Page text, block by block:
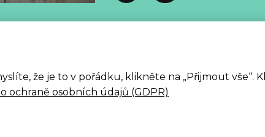
že je to v pořádku, klikněte na „Přijmout vše“.
ochraně osobních údajů (GDPR)
ALLE 2026